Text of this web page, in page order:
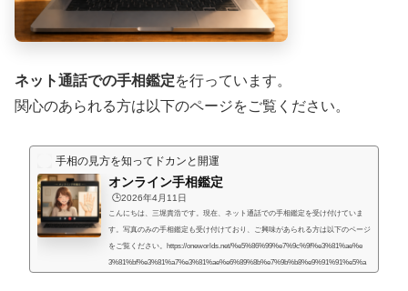
ネット通話での手相鑑定を行っています。
関心のあられる方は以下のページをご覧ください。
手相の見方を知ってドカンと開運
オンライン手相鑑定
🕒️2026年4月11日
こんにちは、三堀貴浩です。現在、ネット通話での手相鑑定を受け付けていま
す。写真のみの手相鑑定も受け付けており、ご興味があられる方は以下のページ
をご覧ください。https://oneworlds.net/%e5%86%99%e7%9c%9f%e3%81%ae%e
3%81%bf%e3%81%a7%e3%81%ae%e6%89%8b%e7%9b%b8%e9%91%91%e5%a